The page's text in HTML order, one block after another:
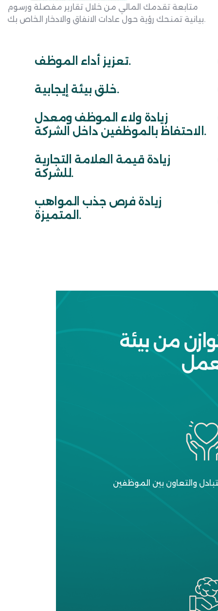
متابعة تقدمك المالي من خلال تقارير مفصلة ورسوم
بيانية تمنحك رؤية حول عادات الانفاق والادخار الخاص بك.
تعزيز أداء الموظف.
خلق بيئة إيجابية.
زيادة ولاء الموظف ومعدل
الاحتفاظ بالموظفين داخل الشركة.
زيادة قيمة العلامة التجارية
للشركة.
زيادة فرص جذب المواهب
المتميزة.
من بيئة
والتعاون بين الموظفين